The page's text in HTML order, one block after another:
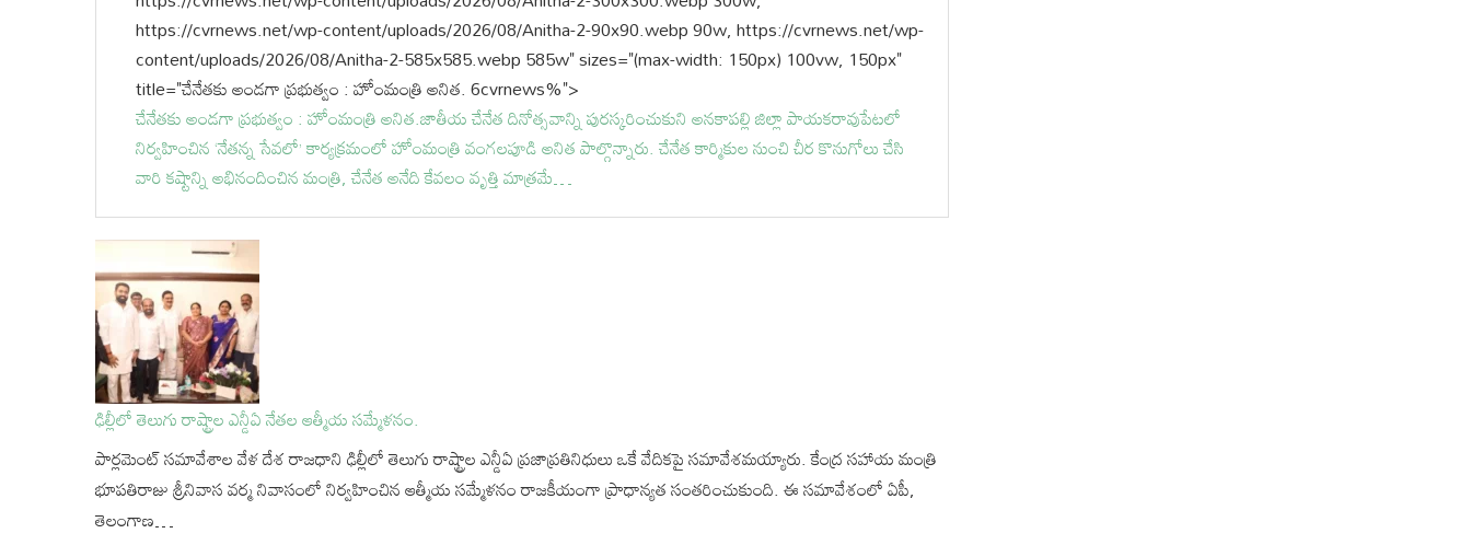
https://cvrnews.net/wp-content/uploads/2026/08/Anitha-2-90x90.webp 90w, https://cvrnews.net/wp-
content/uploads/2026/08/Anitha-2-585x585.webp 585w" sizes="(max-width: 150px) 100vw, 150px"
title="చేనేతకు అండగా ప్రభుత్వం : హోంమంత్రి అనిత. 6cvrnews%">
చేనేతకు అండగా ప్రభుత్వం : హోంమంత్రి అనిత.జాతీయ చేనేత దినోత్సవాన్ని పురస్కరించుకుని అనకాపల్లి జిల్లా పాయకరావుపేటలో
నిర్వహించిన ‘నేతన్న సేవలో’ కార్యక్రమంలో హోంమంత్రి వంగలపూడి అనిత పాల్గొన్నారు. చేనేత కార్మికుల నుంచి చీర కొనుగోలు చేసి
వారి కష్టాన్ని అభినందించిన మంత్రి, చేనేత అనేది కేవలం వృత్తి మాత్రమే…
ఢిల్లీలో తెలుగు రాష్ట్రాల ఎన్డీఏ నేతల ఆత్మీయ సమ్మేళనం.
పార్లమెంట్ సమావేశాల వేళ దేశ రాజధాని ఢిల్లీలో తెలుగు రాష్ట్రాల ఎన్డీఏ ప్రజాప్రతినిధులు ఒకే వేదికపై సమావేశమయ్యారు. కేంద్ర సహాయ మంత్రి
భూపతిరాజు శ్రీనివాస వర్మ నివాసంలో నిర్వహించిన ఆత్మీయ సమ్మేళనం రాజకీయంగా ప్రాధాన్యత సంతరించుకుంది. ఈ సమావేశంలో ఏపీ,
తెలంగాణ…